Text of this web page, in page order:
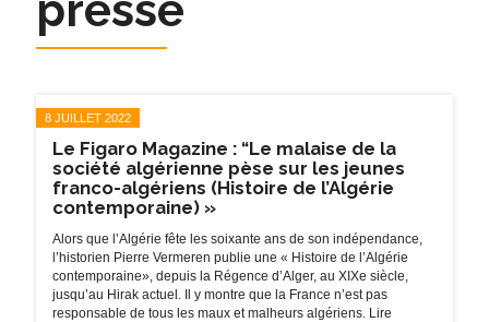
8 JUILLET 2022
Le Figaro Magazine : “Le malaise de la
société algérienne pèse sur les jeunes
franco-algériens (Histoire de l’Algérie
contemporaine) »
Alors que l’Algérie fête les soixante ans de son indépendance,
l’historien Pierre Vermeren publie une « Histoire de l’Algérie
contemporaine», depuis la Régence d’Alger, au XIXe siècle,
jusqu’au Hirak actuel. Il y montre que la France n’est pas
responsable de tous les maux et malheurs algériens. Lire